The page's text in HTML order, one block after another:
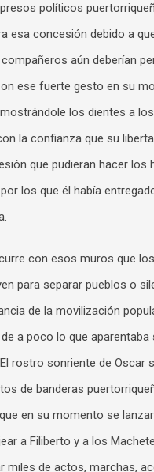
políticos
esa concesión debido a
aún deberían
ese fuerte gesto en su
los dientes a
la confianza que su
que pudieran hacer los
los que él había
con esos muros que
para separar pueblos o
de la movilización
a poco lo que aparentaba
rostro sonriente de Oscar
de banderas
en su momento se
a Filiberto y a los
miles de actos, marchas,